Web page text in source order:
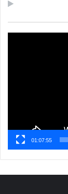
01:07:55